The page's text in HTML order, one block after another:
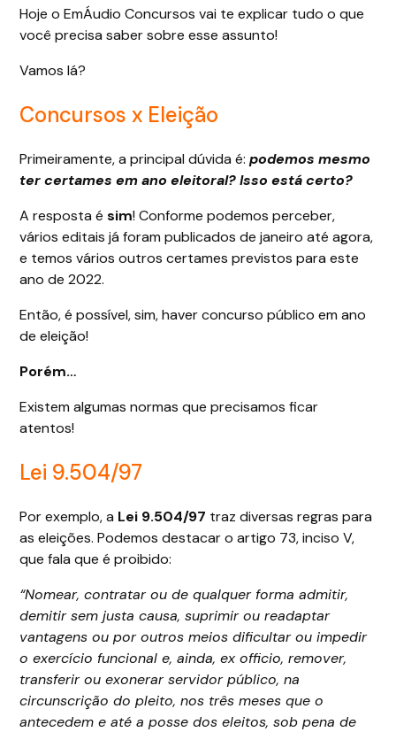
Hoje o EmÁudio Concursos vai te explicar tudo o que
você precisa saber sobre esse assunto!
Vamos lá?
Concursos x Eleição
Primeiramente, a principal dúvida é:podemos mesmo
ter certames em ano eleitoral? Isso está certo?
A resposta ésim! Conforme podemos perceber,
vários editais já foram publicados de janeiro até agora,
e temos vários outros certames previstos para este
ano de 2022.
Então, é possível, sim, haver concurso público em ano
de eleição!
Porém…
Existem algumas normas que precisamos ficar
atentos!
Lei 9.504/97
Por exemplo, a Lei 9.504/97 traz diversas regras para
as eleições. Podemos destacar o artigo 73, inciso V,
que fala que é proibido:
“Nomear, contratar ou de qualquer forma admitir,
demitir sem justa causa, suprimir ou readaptar
vantagens ou por outros meios dificultar ou impedir
o exercício funcional e, ainda, ex officio, remover,
transferir ou exonerar servidor público, na
circunscrição do pleito, nos três meses que o
antecedem e até a posse dos eleitos, sob pena de